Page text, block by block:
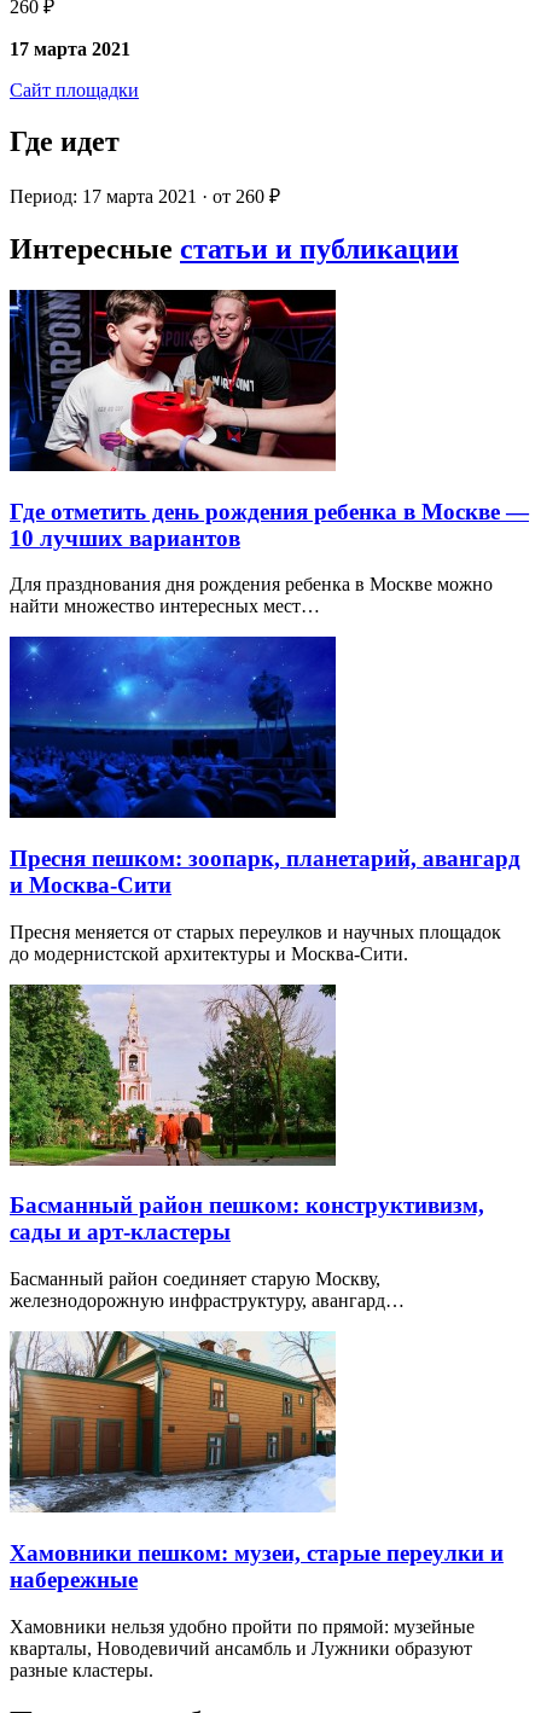
260 ₽
17 марта 2021
Сайт площадки
Где идет
Период: 17 марта 2021 · от 260 ₽
Интересные статьи и публикации
Где отметить день рождения ребенка в Москве —
10 лучших вариантов
Для празднования дня рождения ребенка в Москве можно
найти множество интересных мест…
Пресня пешком: зоопарк, планетарий, авангард
и Москва-Сити
Пресня меняется от старых переулков и научных площадок
до модернистской архитектуры и Москва-Сити.
Басманный район пешком: конструктивизм,
сады и арт-кластеры
Басманный район соединяет старую Москву,
железнодорожную инфраструктуру, авангард…
Хамовники пешком: музеи, старые переулки и
набережные
Хамовники нельзя удобно пройти по прямой: музейные
кварталы, Новодевичий ансамбль и Лужники образуют
разные кластеры.